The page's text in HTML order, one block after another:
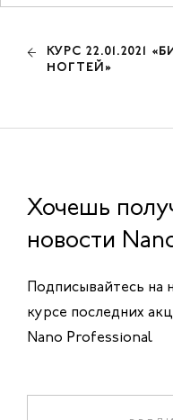
КУРС 22.01.2021
НОГТЕЙ»
Хочешь
новости
Подписывайтесь на
курсе последних
Nano Professional